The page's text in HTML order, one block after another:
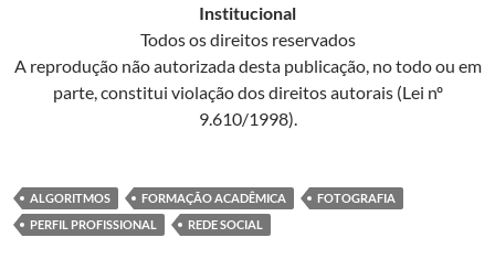
Institucional
Todos os direitos reservados
A reprodução não autorizada desta publicação, no todo ou em
parte, constitui violação dos direitos autorais (Lei nº
9.610/1998).
ALGORITMOS FORMAÇÃO ACADÊMICA
FOTOGRAFIA
PERFIL PROFISSIONAL
REDE SOCIAL